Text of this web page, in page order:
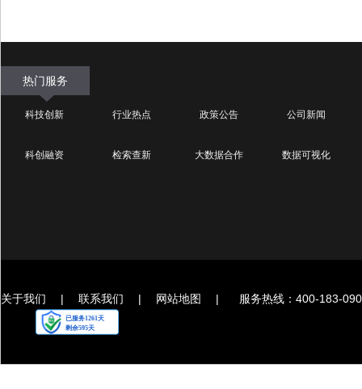
热门服务
科技创新 行业热点 政策公告 公司新闻
科创融资 检索查新 大数据合作 数据可视化
关于我们 | 联系我们 | 网站地图 | 服务热线：400-183-